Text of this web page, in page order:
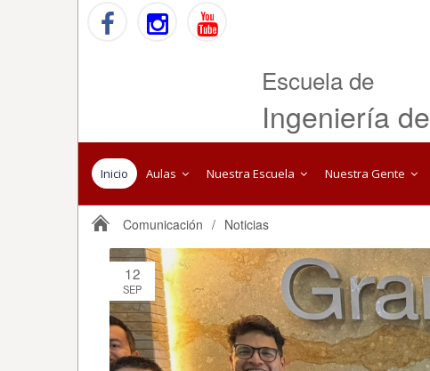
Escuela de
Ingeniería
Inicio Aulas Nuestra Escuela Nuestra Gente
Comunicación / Noticias